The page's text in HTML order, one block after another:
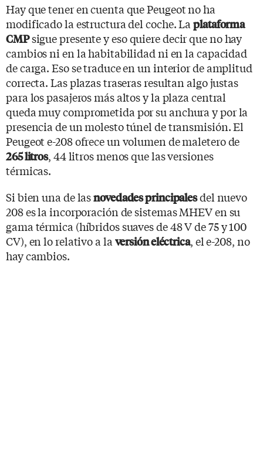
Hay que tener en cuenta que Peugeot no ha
modificado la estructura del coche. Laplataforma
CMPsigue presente y eso quiere decir que no hay
cambios ni en la habitabilidad ni en la capacidad
de carga. Eso se traduce en un interior de amplitud
correcta. Las plazas traseras resultan algo justas
para los pasajeros más altos y la plaza central
queda muy comprometida por su anchura y por la
presencia de un molesto túnel de transmisión. El
Peugeot e-208 ofrece un volumen de maletero de
265 litros, 44 litros menos que las versiones
térmicas.
Si bien una de lasnovedades principalesdel nuevo
208 es la incorporación de sistemas MHEV en su
gama térmica (híbridos suaves de 48 V de 75 y 100
CV), en lo relativo a la versión eléctrica, el e-208, no
hay cambios.